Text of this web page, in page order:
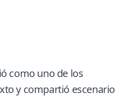
como uno de los
y compartió escenario